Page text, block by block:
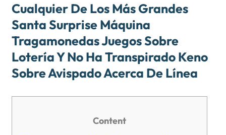
Cualquier De Los Más Grandes
Santa Surprise Máquina
Tragamonedas Juegos Sobre
Lotería Y No Ha Transpirado Keno
Sobre Avispado Acerca De Línea
Content